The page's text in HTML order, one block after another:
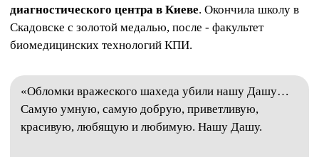
диагностического центра в Киеве. Окончила школу в
Скадовске с золотой медалью, после - факультет
биомедицинских технологий КПИ.
«Обломки вражеского шахеда убили нашу Дашу…
Самую умную, самую добрую, приветливую,
красивую, любящую и любимую. Нашу Дашу.